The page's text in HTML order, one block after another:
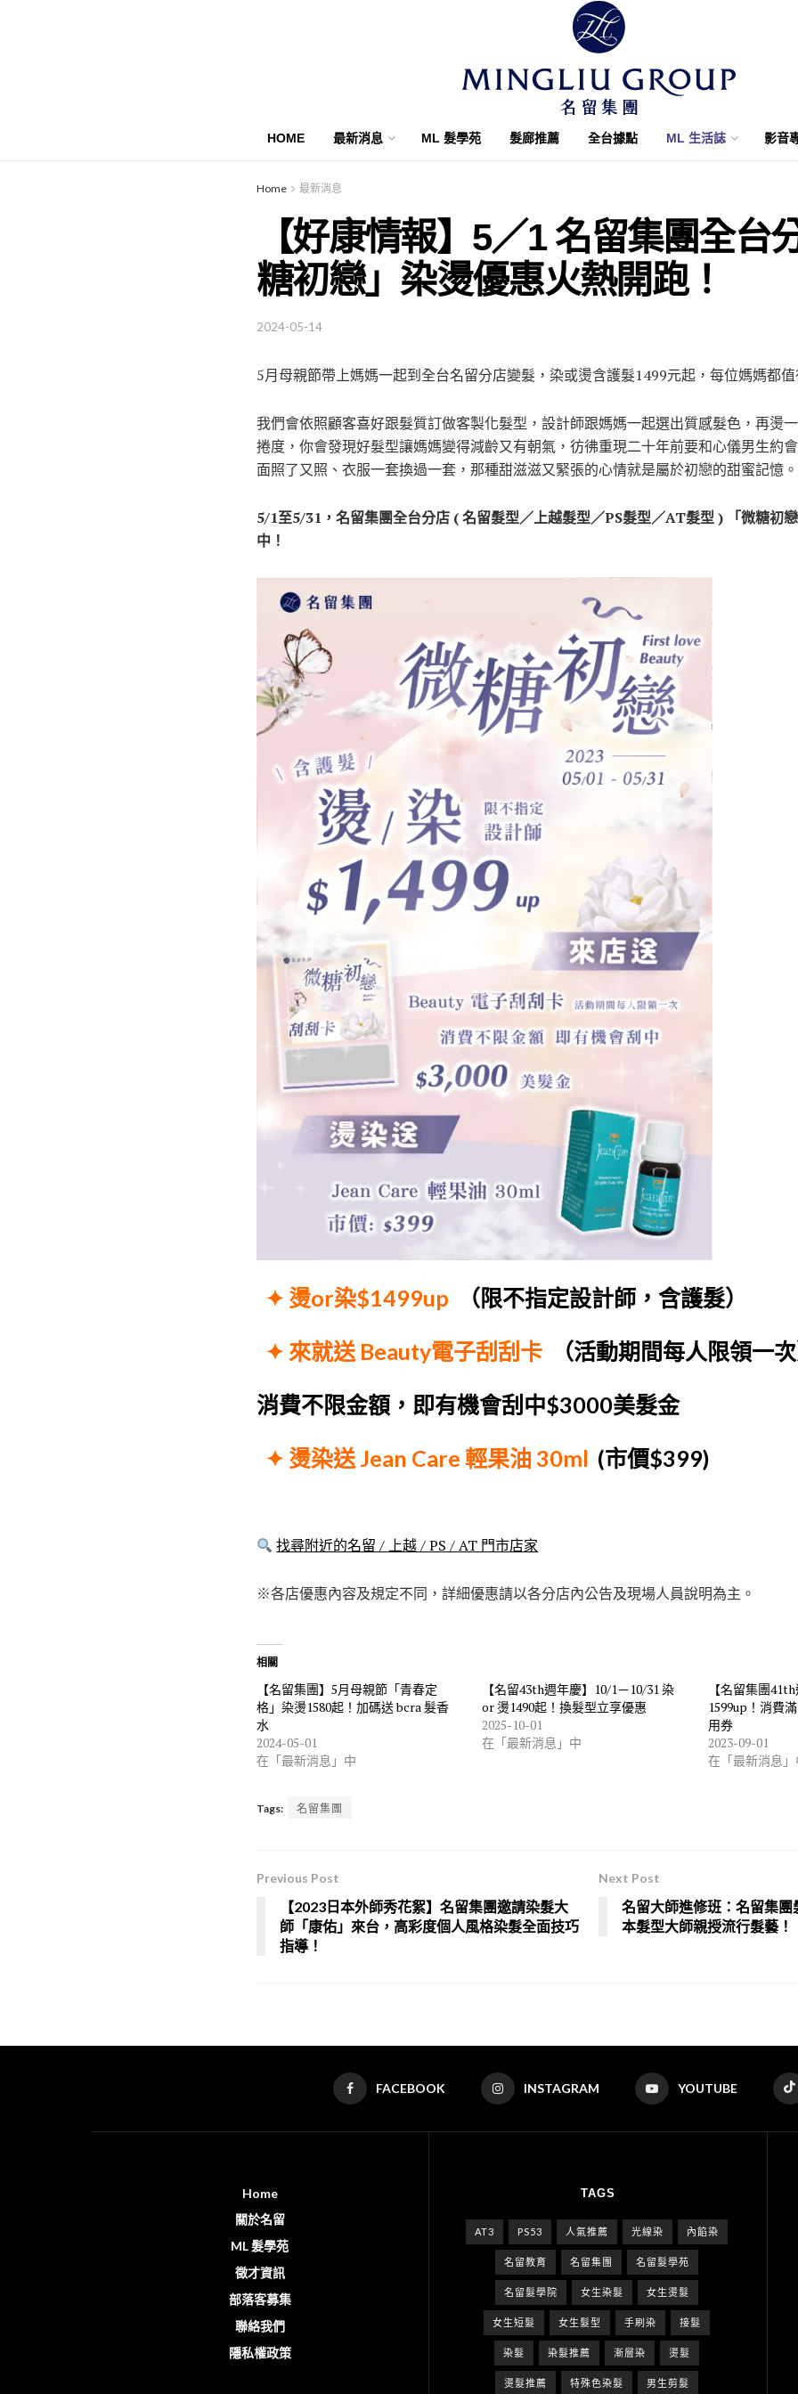
HOME 最新消息 ML 髮學苑 髮廊推薦 全台據點 ML 生活誌 影音
Home 最新消息
【好康情報】5／1 名留集團全台
糖初戀」染燙優惠火熱開跑！
2024-05-14
5月母親節帶上媽媽一起到全台名留分店變髮，染或燙含護髮1499元起，每位媽媽都
我們會依照顧客喜好跟髮質訂做客製化髮型，設計師跟媽媽一起選出質感髮色，再燙
捲度，你會發現好髮型讓媽媽變得減齡又有朝氣，彷彿重現二十年前要和心儀男生約
面照了又照、衣服一套換過一套，那種甜滋滋又緊張的心情就是屬於初戀的甜蜜記憶。
5/1至5/31，名留集團全台分店 ( 名留髮型／上越髮型／PS髮型／AT髮型 ) 「微糖初
中！
✦ 燙or染$1499up
（限不指定設計師，含護髮）
✦ 來就送 Beauty電子刮刮卡
（活動期間每人限領一
消費不限金額，即有機會刮中$3000美髮金
✦ 燙染送 Jean Care 輕果油 30ml (市價$399)
找尋附近的名留 / 上越 / PS / AT 門市店家
※各店優惠內容及規定不同，詳細優惠請以各分店內公告及現場人員說明為主。
相關
【名留集團】5月母親節「青春定
格」染燙1580起！加碼送 bcra 髮香
水
2024-05-01
在「最新消息」中
【名留43th週年慶】10/1－10/31 染
or 燙1490起！換髮型立享優惠
2025-10-01
在「最新消息」中
【名留集團
1599up！消費
用券
2023-09-01
在「最新消息
Tags: 名留集團
Previous Post
【2023日本外師秀花絮】名留集團邀請染髮大
師「康佑」來台，高彩度個人風格染髮全面技巧
指導！
Next Post
名留大師進修班：名留集
本髮型大師親授流行髮藝！
FACEBOOK INSTAGRAM YOUTUBE
Home
關於名留
ML 髮學苑
徵才資訊
部落客募集
聯絡我們
隱私權政策
TAGS
AT3 PS53 人氣推薦 光線染 內餡染
名留教育 名留集團 名留髮學苑
名留髮學院 女生染髮 女生燙髮
女生短髮 女生髮型 手刷染 接髮
染髮 染髮推薦 漸層染 燙髮
燙髮推薦 特殊色染髮 男生剪髮